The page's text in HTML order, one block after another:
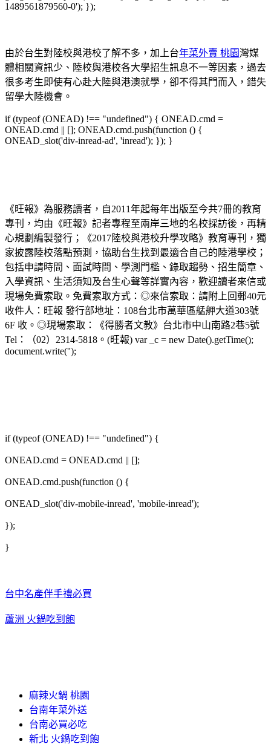
1489561879560-0'); });
由於台生對陸校與港校了解不多，加上台年菜外賣 桃園灣媒
體相關資訊少、陸校與港校各大學招生訊息不一等因素，過去
很多考生即使有心赴大陸與港澳就學，卻不得其門而入，錯失
留學大陸機會。
if (typeof (ONEAD) !== "undefined") { ONEAD.cmd =
ONEAD.cmd || []; ONEAD.cmd.push(function () {
ONEAD_slot('div-inread-ad', 'inread'); }); }
《旺報》為服務讀者，自2011年起每年出版至今共7冊的教育
專刊，均由《旺報》記者專程至兩岸三地的名校採訪後，再精
心規劃編製發行；《2017陸校與港校升學攻略》教育專刊，獨
家披露陸校落點預測，協助台生找到最適合自己的陸港學校；
包括申請時間、面試時間、學測門檻、錄取趨勢、招生簡章、
入學資訊、生活須知及台生心聲等詳實內容，歡迎讀者來信或
現場免費索取。免費索取方式：◎來信索取：請附上回郵40元
收件人：旺報 發行部地址：108台北市萬華區艋舺大道303號
6F 收。◎現場索取：《得勝者文教》台北市中山南路2巷5號
Tel：（02）2314-5818。(旺報) var _c = new Date().getTime();
document.write('');
if (typeof (ONEAD) !== "undefined") {
ONEAD.cmd = ONEAD.cmd || [];
ONEAD.cmd.push(function () {
ONEAD_slot('div-mobile-inread', 'mobile-inread');
});
}
台中名產伴手禮必買
蘆洲 火鍋吃到飽
麻辣火鍋 桃園
台南年菜外送
台南必買必吃
新北 火鍋吃到飽